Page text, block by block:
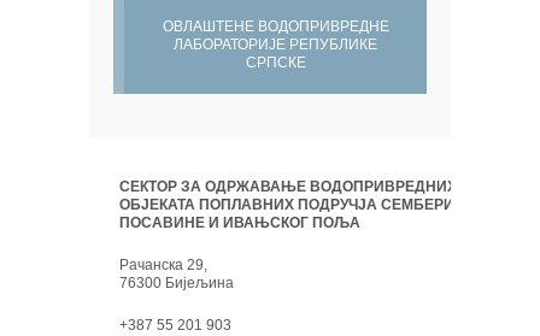
ОВЛАШТЕНЕ ВОДОПРИВРЕДНЕ
ЛАБОРАТОРИЈЕ РЕПУБЛИКЕ
СРПСКЕ
СЕКТОР ЗА ОДРЖАВАЊЕ ВОДОПРИВРЕДНИХ
ОБЈЕКАТА ПОПЛАВНИХ ПОДРУЧЈА СЕМБЕРИЈЕ,
ПОСАВИНЕ И ИВАЊСКОГ ПОЉА
Рачанска 29,
76300 Бијељина
+387 55 201 903